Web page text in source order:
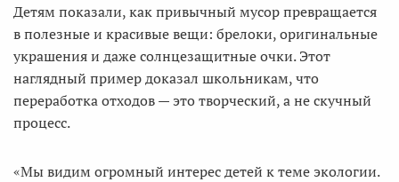
Детям показали, как привычный мусор превращается
в полезные и красивые вещи: брелоки, оригинальные
украшения и даже солнцезащитные очки. Этот
наглядный пример доказал школьникам, что
переработка отходов — это творческий, а не скучный
процесс.
«Мы видим огромный интерес детей к теме экологии.